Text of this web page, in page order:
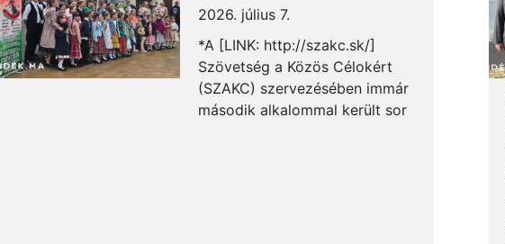
2026. július 7.
*A [LINK: http://szakc.sk/]
Szövetség a Közös Célokért
(SZAKC) szervezésében immár
második alkalommal került sor